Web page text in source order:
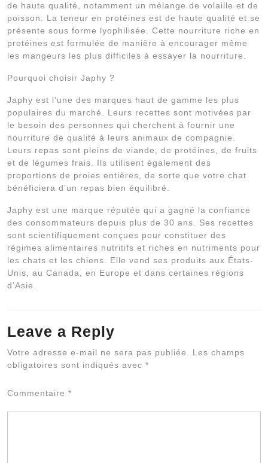
de haute qualité, notamment un mélange de volaille et de
poisson. La teneur en protéines est de haute qualité et se
présente sous forme lyophilisée. Cette nourriture riche en
protéines est formulée de manière à encourager même
les mangeurs les plus difficiles à essayer la nourriture.
Pourquoi choisir Japhy ?
Japhy est l’une des marques haut de gamme les plus
populaires du marché. Leurs recettes sont motivées par
le besoin des personnes qui cherchent à fournir une
nourriture de qualité à leurs animaux de compagnie.
Leurs repas sont pleins de viande, de protéines, de fruits
et de légumes frais. Ils utilisent également des
proportions de proies entières, de sorte que votre chat
bénéficiera d’un repas bien équilibré.
Japhy est une marque réputée qui a gagné la confiance
des consommateurs depuis plus de 30 ans. Ses recettes
sont scientifiquement conçues pour constituer des
régimes alimentaires nutritifs et riches en nutriments pour
les chats et les chiens. Elle vend ses produits aux États-
Unis, au Canada, en Europe et dans certaines régions
d’Asie.
Leave a Reply
Votre adresse e-mail ne sera pas publiée. Les champs
obligatoires sont indiqués avec *
Commentaire *